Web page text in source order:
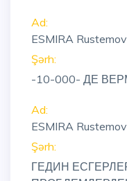
Ad:
ESMIRA
Şərh:
-10-000- ДЕ
Ad:
ESMIRA
Şərh:
ГЕДИН